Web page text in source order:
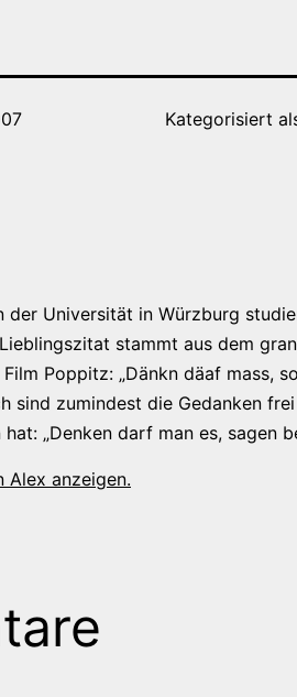
Kategorisiert
der Universität in Würzburg
stammt aus dem
Poppitz: „Dänkn däaf mass,
sind zumindest die Gedanken
„Denken darf man es, sagen
Alex anzeigen.